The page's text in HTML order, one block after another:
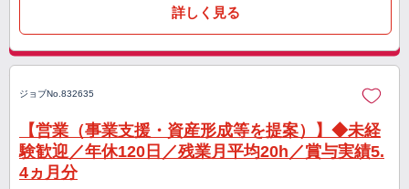
詳しく見る
ジョブNo.832635
【営業（事業支援・資産形成等を提案）】◆未経
験歓迎／年休120日／残業月平均20h／賞与実績5.
4ヵ月分